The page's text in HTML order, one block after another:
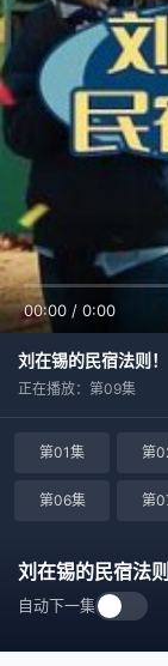
00:00 / 0:00
刘在锡的民宿法则！
正在播放：第09集
第01集 第
第06集 第
刘在锡的民宿法
自动下一集